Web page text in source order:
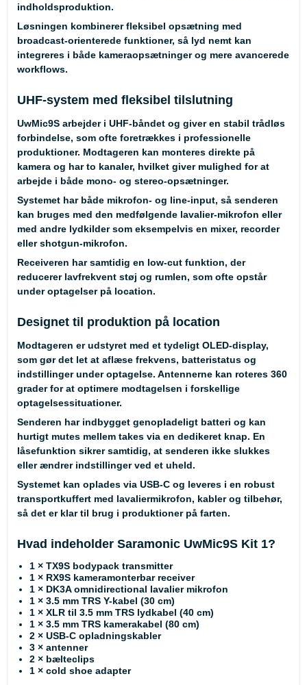
indholdsproduktion.
Løsningen kombinerer fleksibel opsætning med
broadcast-orienterede funktioner, så lyd nemt kan
integreres i både kameraopsætninger og mere avancerede
workflows.
UHF-system med fleksibel tilslutning
UwMic9S arbejder i UHF-båndet og giver en stabil trådløs
forbindelse, som ofte foretrækkes i professionelle
produktioner. Modtageren kan monteres direkte på
kamera og har to kanaler, hvilket giver mulighed for at
arbejde i både mono- og stereo-opsætninger.
Systemet har både mikrofon- og line-input, så senderen
kan bruges med den medfølgende lavalier-mikrofon eller
med andre lydkilder som eksempelvis en mixer, recorder
eller shotgun-mikrofon.
Receiveren har samtidig en low-cut funktion, der
reducerer lavfrekvent støj og rumlen, som ofte opstår
under optagelser på location.
Designet til produktion på location
Modtageren er udstyret med et tydeligt OLED-display,
som gør det let at aflæse frekvens, batteristatus og
indstillinger under optagelse. Antennerne kan roteres 360
grader for at optimere modtagelsen i forskellige
optagelsessituationer.
Senderen har indbygget genopladeligt batteri og kan
hurtigt mutes mellem takes via en dedikeret knap. En
låsefunktion sikrer samtidig, at senderen ikke slukkes
eller ændrer indstillinger ved et uheld.
Systemet kan oplades via USB-C og leveres i en robust
transportkuffert med lavaliermikrofon, kabler og tilbehør,
så det er klar til brug i produktioner på farten.
Hvad indeholder Saramonic UwMic9S Kit 1?
1 × TX9S bodypack transmitter
1 × RX9S kameramonterbar receiver
1 × DK3A omnidirectional lavalier mikrofon
1 × 3.5 mm TRS Y-kabel (30 cm)
1 × XLR til 3.5 mm TRS lydkabel (40 cm)
1 × 3.5 mm TRS kamerakabel (80 cm)
2 × USB-C opladningskabler
3 × antenner
2 × bælteclips
1 × cold shoe adapter